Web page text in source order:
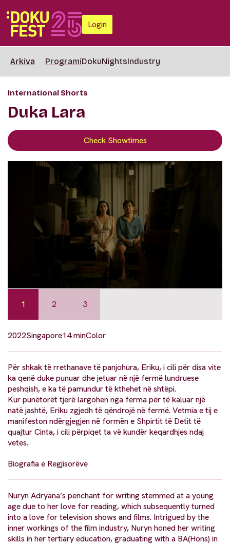
Login
Arkiva ProgramiDokuNightsIndustry
International Shorts
Duka Lara
Check Showtimes
1 2 3
2022Singapore14 minColor
Për shkak të rrethanave të panjohura, Eriku, i cili për disa vite
ka qenë duke punuar dhe jetuar në një fermë lundruese
peshqish, e ka të pamundur të kthehet në shtëpi.
Kur punëtorët tjerë largohen nga ferma për të kaluar një
natë jashtë, Eriku zgjedh të qëndrojë në fermë. Vetmia e tij e
manifeston ndërgjegjen në formën e Shpirtit të Detit të
quajtur Cinta, i cili përpiqet ta vë kundër keqardhjes ndaj
vetes.
Biografia e Regjisorëve
Nuryn Adryana’s penchant for writing stemmed at a young
age due to her love for reading, which subsequently turned
into a love for television shows and films. Intrigued by the
inner workings of the film industry, Nuryn honed her writing
skills in her tertiary education, graduating with a BA(Hons) in